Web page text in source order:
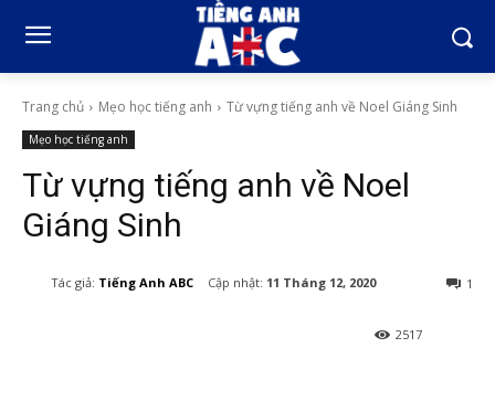
Trang chủ Mẹo học tiếng anh Từ vựng tiếng anh về Noel Giáng Sinh
Mẹo học tiếng anh
Từ vựng tiếng anh về Noel
Giáng Sinh
Tác giả: Tiếng Anh ABC Cập nhật: 11 Tháng 12, 2020 1
2517